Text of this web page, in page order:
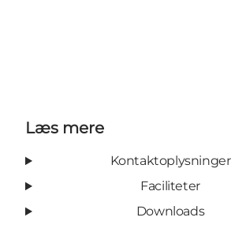
Læs mere
Kontaktoplysninger
Faciliteter
Downloads